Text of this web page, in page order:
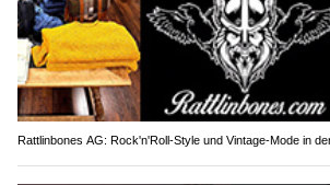
Rattlinbones AG: Rock'n'Roll-Style und Vintage-Mode in